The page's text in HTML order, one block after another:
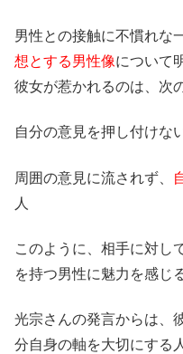
男性との接触に不慣れな
想とする男性像について
彼女が惹かれるのは、次
自分の意見を押し付けな
周囲の意見に流されず、
人
このように、相手に対し
を持つ男性に魅力を感じ
光宗さんの発言からは、
分自身の軸を大切にする